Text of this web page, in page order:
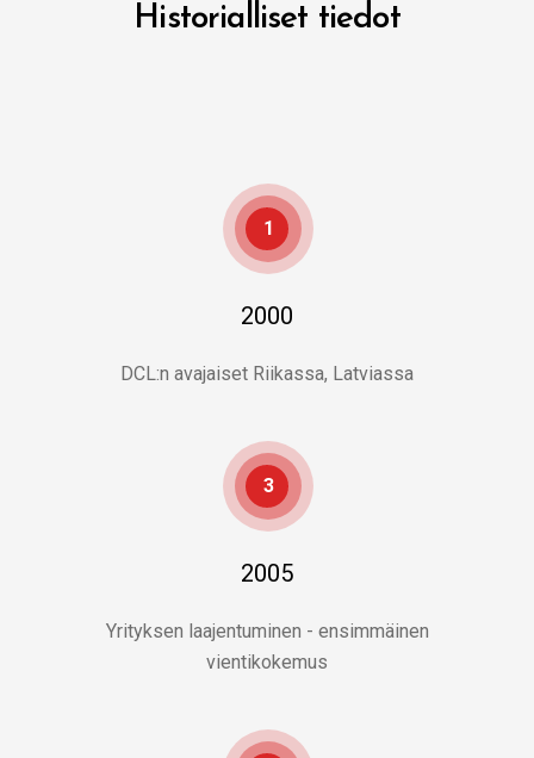
Historialliset tiedot
1
2000
DCL:n avajaiset Riikassa, Latviassa
3
2005
Yrityksen laajentuminen - ensimmäinen
vientikokemus